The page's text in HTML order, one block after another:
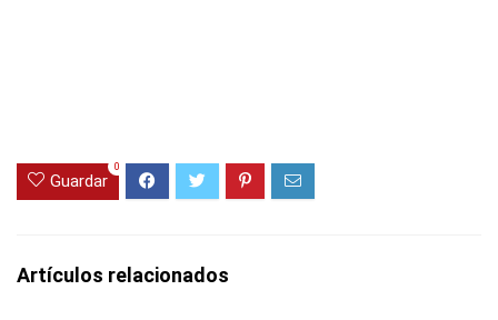
Guardar
0
Artículos relacionados